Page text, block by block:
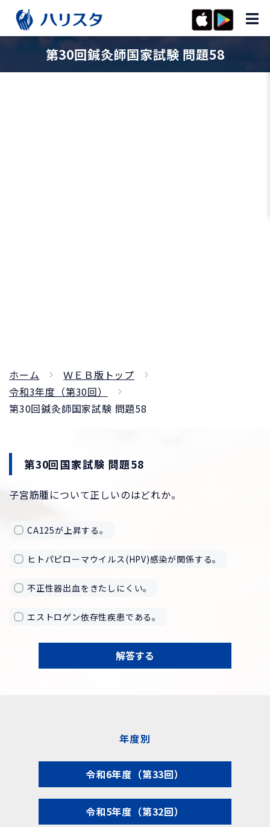
第30回鍼灸師国家試験 問題58
ホーム
ＷＥＢ版トップ
令和3年度（第30回）
第30回鍼灸師国家試験 問題58
第30回国家試験 問題58
子宮筋腫について正しいのはどれか。
CA125が上昇する。
ヒトパピローマウイルス(HPV)感染が関係する。
不正性器出血をきたしにくい。
エストロゲン依存性疾患である。
解答する
年度別
令和6年度（第33回）
令和5年度（第32回）